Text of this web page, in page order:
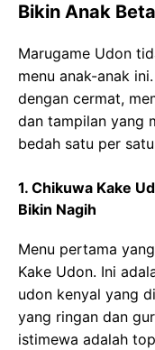
Bikin Anak
Marugame Udon
menu anak-anak
dengan cermat,
dan tampilan yang
bedah satu per
1. Chikuwa Kake
Bikin Nagih
Menu pertama
Kake Udon. Ini
udon kenyal yang
yang ringan dan
istimewa adalah